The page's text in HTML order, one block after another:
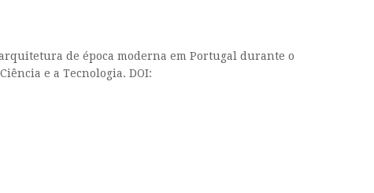
de época moderna em Portugal durante o
e a Tecnologia. DOI: